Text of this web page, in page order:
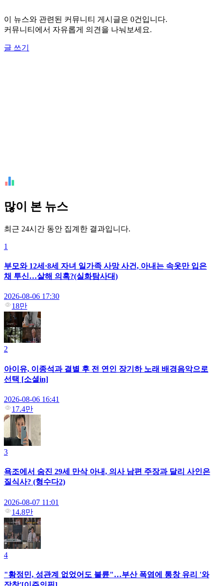
이 뉴스와 관련된 커뮤니티 게시글은 0건입니다.
커뮤니티에서 자유롭게 의견을 나눠보세요.
글 쓰기
많이 본 뉴스
최근 24시간 동안 집계한 결과입니다.
1
부모와 12세·8세 자녀 일가족 사망 사건, 아내는 속옷만 입은
채 투신…살해 의혹?(실화탐사대)
2026-08-06 17:30
18만
2
아이유, 이종석과 결별 후 전 연인 장기하 노래 배경음악으로
선택 [소셜in]
2026-08-06 16:41
17.4만
3
욕조에서 숨진 29세 만삭 아내, 의사 남편 주장과 달리 사인은
질식사? (형수다2)
2026-08-07 11:01
14.8만
4
"황정민, 성관계 없었어도 불륜"…부산 폭염에 통창 유리 '와